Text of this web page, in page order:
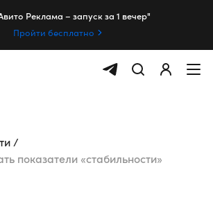
Реклама – запуск за 1 вечер"
Пройти бесплатно
показатели «стабильности»